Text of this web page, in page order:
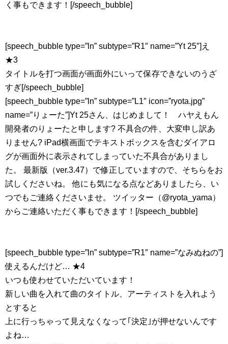
く事もできます！[/speech_bubble]
[speech_bubble type=”ln” subtype=”R1″ name=”Yt 25″]え
★3
タイトルを打つ画面が画面外にいって保存できないのうざ
すぎ[/speech_bubble]
[speech_bubble type=”ln” subtype=”L1″ icon=”ryota.jpg”
name=”りょーた”]Yt 25さん、はじめまして！ ハヤえもん
開発者のりょーたと申します? 不具合の件、大変申し訳あ
りません? iPad横画面でテキストボックスを含むダイアロ
グが画面外に表示されてしまっていた不具合がありまし
た。 最新版（ver.3.47）で修正していますので、そちらをお
試しくださいね。 他にも気になる点などありましたら、い
つでもご連絡くださいませ。 ツイッター（@ryota_yama）
からご連絡いただく事もできます！[/speech_bubble]
[speech_bubble type=”ln” subtype=”R1″ name=”なみぬねの”]
使えるんだけど… ★4
いつも使わせていただいています！
新しい曲を入れて曲のタイトル、アーティストを入れよう
とすると
上に行っちゃって見えなくなって｢決定｣が押せないんです
よね…